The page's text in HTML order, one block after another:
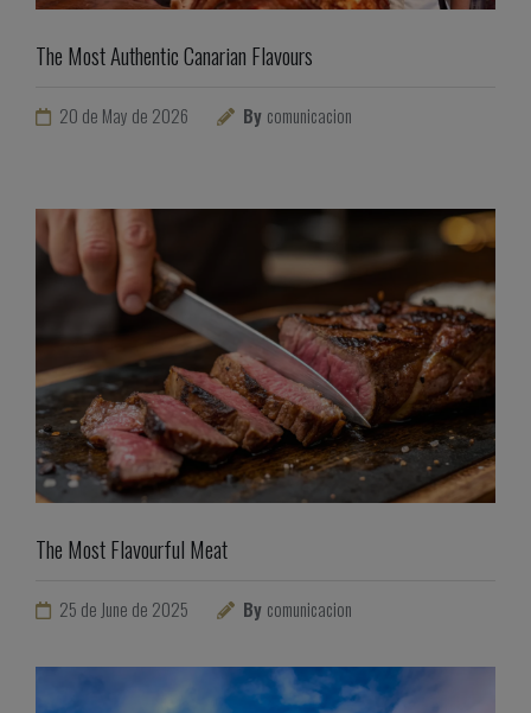
The Most Authentic Canarian Flavours
20 de May de 2026 By comunicacion
The Most Flavourful Meat
25 de June de 2025 By comunicacion